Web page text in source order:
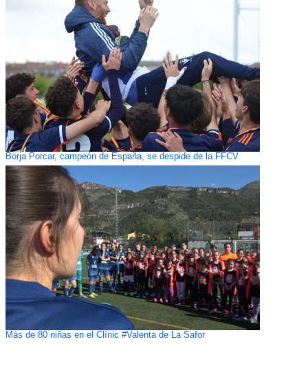
Borja Porcar, campeón de España, se despide de la FFCV
Más de 80 niñas en el Clínic #Valenta de La Safor